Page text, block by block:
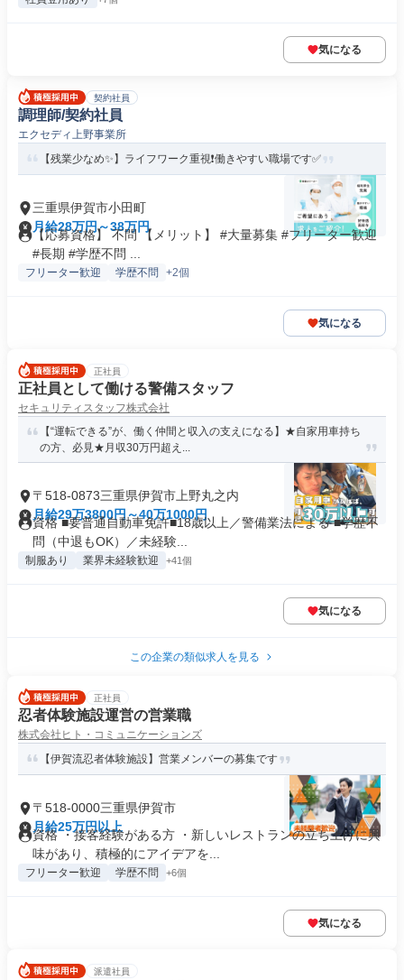
気になる
契約社員
調理師/契約社員
エクセディ上野事業所
【残業少なめ✨】ライフワーク重視❗️働きやすい職場です✅️
三重県伊賀市小田町
月給28万円～38万円
【応募資格】 不問 【メリット】 #大量募集 #フリーター歓迎
#長期 #学歴不問 ...
フリーター歓迎 学歴不問 +2個
気になる
正社員
正社員として働ける警備スタッフ
セキュリティスタッフ株式会社
【“運転できる”が、働く仲間と収入の支えになる】★自家用車持ち
の方、必見★月収30万円超え...
〒518-0873三重県伊賀市上野丸之内
月給29万3800円～40万1000円
資格 ■要普通自動車免許■18歳以上／警備業法による ■学歴不
問（中退もOK）／未経験...
制服あり 業界未経験歓迎 +41個
気になる
この企業の類似求人を見る
正社員
忍者体験施設運営の営業職
株式会社ヒト・コミュニケーションズ
【伊賀流忍者体験施設】営業メンバーの募集です
〒518-0000三重県伊賀市
月給25万円以上
資格 ・接客経験がある方 ・新しいレストランの立ち上げに興
味があり、積極的にアイデアを...
フリーター歓迎 学歴不問 +6個
気になる
派遣社員